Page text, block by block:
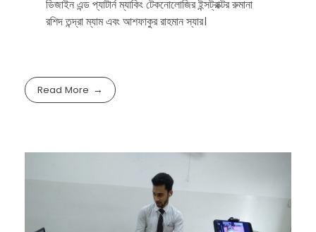
ডিজাইন এন্ড প্যাটার্ন ম্যাকিং টেকনোলোজির ইন্সট্রাক্টর রুমানা
রশিদ তন্দ্রা ম্যাম এবং আশফাকুর রাহমান স্যার।
Read More